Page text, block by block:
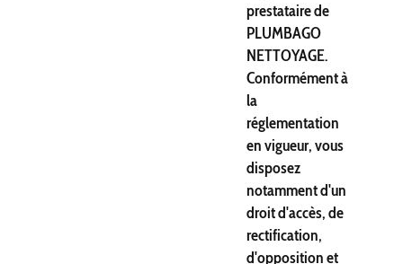
prestataire de
PLUMBAGO
NETTOYAGE.
Conformément à
la
réglementation
en vigueur, vous
disposez
notamment d'un
droit d'accès, de
rectification,
d'opposition et